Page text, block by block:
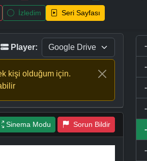
İzledim Seri Sayfası
Player:
kişi olduğum için.
Sinema Modu Sorun Bildir